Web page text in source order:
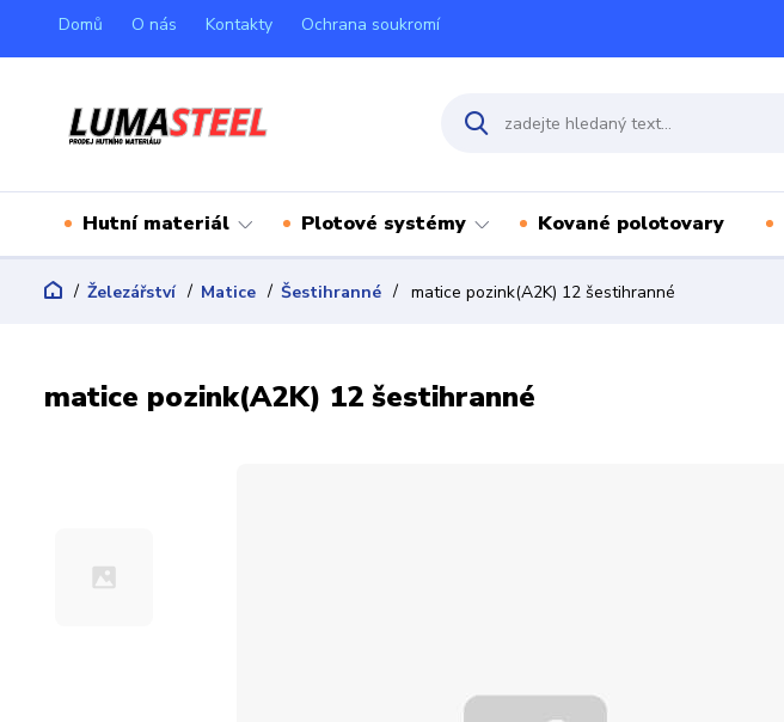
Domů O nás Kontakty Ochrana soukromí
Hutní materiál Plotové systémy Kované polotovary
Železářství Matice Šestihranné matice pozink(A2K) 12 šestihranné
matice pozink(A2K) 12 šestihranné